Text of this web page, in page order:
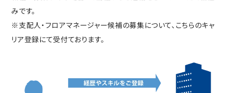
みです。
※支配人・フロアマネージャー候補の募集について、こちらのキャ
リア登録にて受付ております。